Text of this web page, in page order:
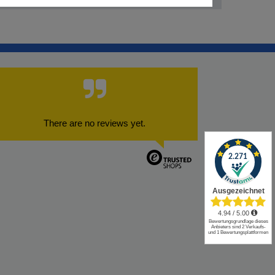
There are no reviews yet.